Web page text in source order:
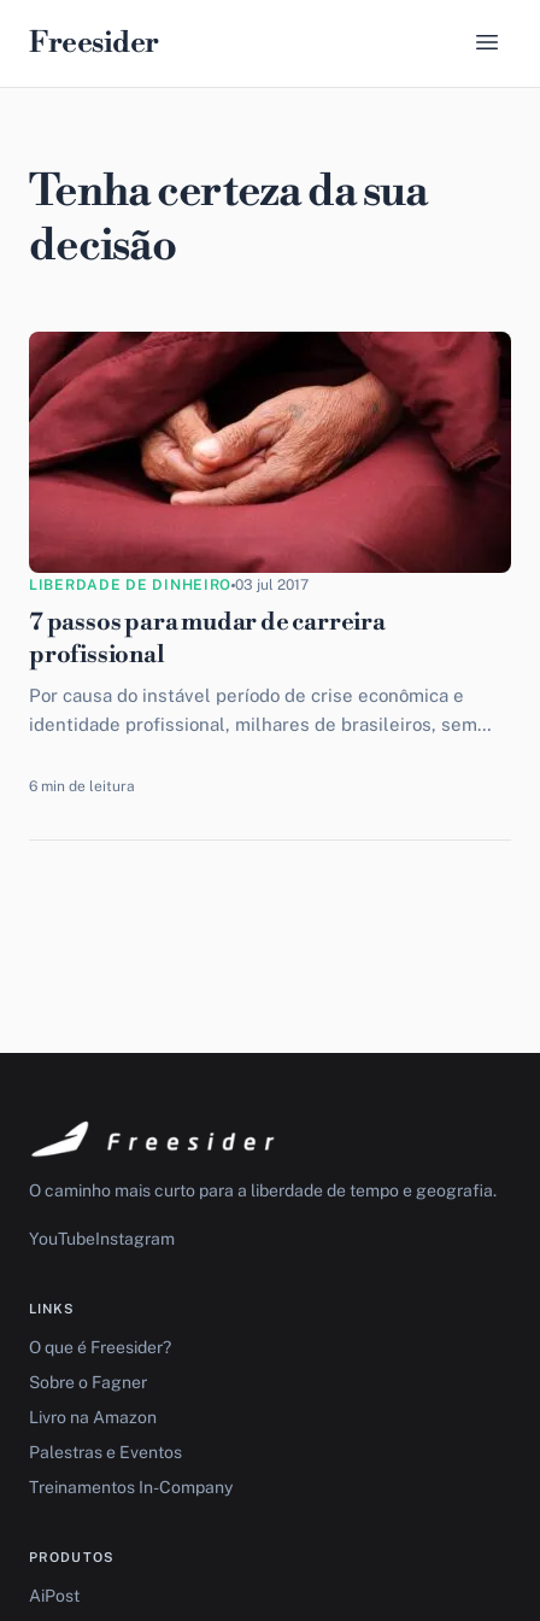
Freesider
Tenha certeza da sua
decisão
LIBERDADE DE DINHEIRO 03 jul 2017
7 passos para mudar de carreira
profissional
Por causa do instável período de crise econômica e
identidade profissional, milhares de brasileiros, sem
no mercado de...
6 min de leitura
O caminho mais curto para a liberdade de tempo e geografia.
YouTubeInstagram
LINKS
O que é Freesider?
Sobre o Fagner
Livro na Amazon
Palestras e Eventos
Treinamentos In-Company
PRODUTOS
AiPost